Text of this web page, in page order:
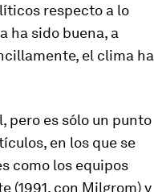
respecto a lo
ha sido buena, a
el clima ha
pero es sólo un punto
en los que se
como los equipos
(1991, con Milgrom) y